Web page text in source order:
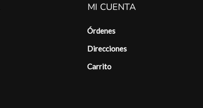
MI CUENTA
Órdenes
Direcciones
Carrito